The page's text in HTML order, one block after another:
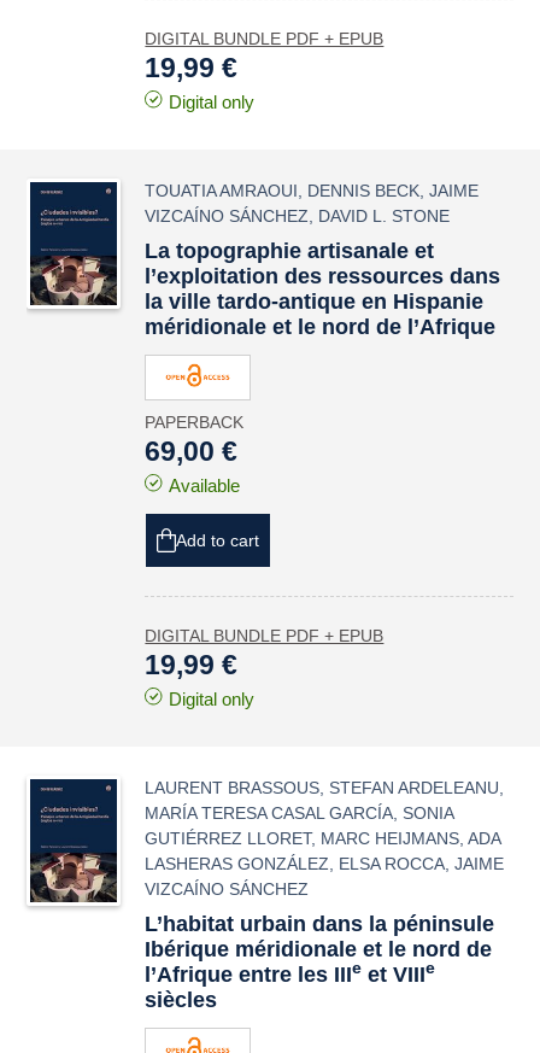
DIGITAL BUNDLE PDF + EPUB
19,99 €
Digital only
TOUATIA AMRAOUI DENNIS BECK ,JAIME
VIZCAÍNO SÁNCHEZ
DAVID L. STONE
La topographie artisanale et
l’exploitation des ressources dans
la ville tardo-antique en Hispanie
méridionale et le nord de l’Afrique
PAPERBACK
69,00 €
Available
Add to cart
DIGITAL BUNDLE PDF + EPUB
19,99 €
Digital only
LAURENT BRASSOUS STEFAN ARDELEANU
MARÍA TERESA CASAL GARCÍA SONIA
GUTIÉRREZ LLORET, MARC HEIJMANS ,ADA
LASHERAS GONZÁLEZ
ELSA ROCCA ,JAIME
VIZCAÍNO SÁNCHEZ
L’habitat urbain dans la péninsule
Ibérique méridionale et le nord de
l’Afrique entre les IIIe et VIIIe
siècles